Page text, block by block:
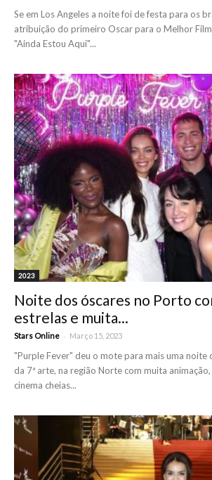
Se em Los Angeles a noite foi de festa para os
atribuição do primeiro Oscar para o Melhor
"Ainda Estou Aqui"...
2023
Noite dos óscares no Porto
estrelas e muita...
Stars Online - Março 15, 2023
"Purple Fever" deu o mote para mais uma noite
da 7ª arte, na região Norte com muita
cinema cheias...